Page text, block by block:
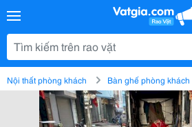
Nội thất phòng khách Bàn ghế phòng khách